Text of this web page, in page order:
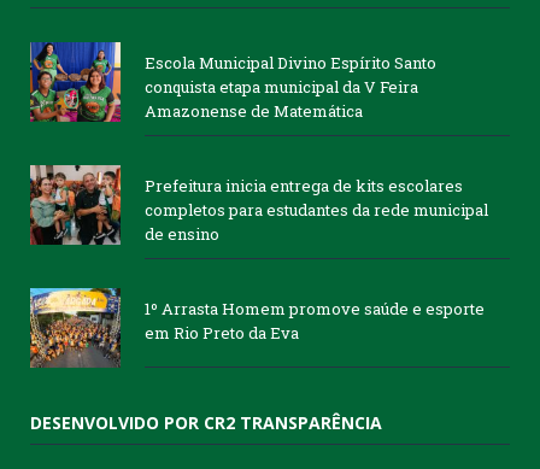
Escola Municipal Divino Espírito Santo
conquista etapa municipal da V Feira
Amazonense de Matemática
Prefeitura inicia entrega de kits escolares
completos para estudantes da rede municipal
de ensino
1º Arrasta Homem promove saúde e esporte
em Rio Preto da Eva
DESENVOLVIDO POR CR2 TRANSPARÊNCIA